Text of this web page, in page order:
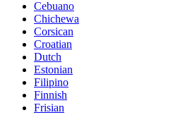
Cebuano
Chichewa
Corsican
Croatian
Dutch
Estonian
Filipino
Finnish
Frisian